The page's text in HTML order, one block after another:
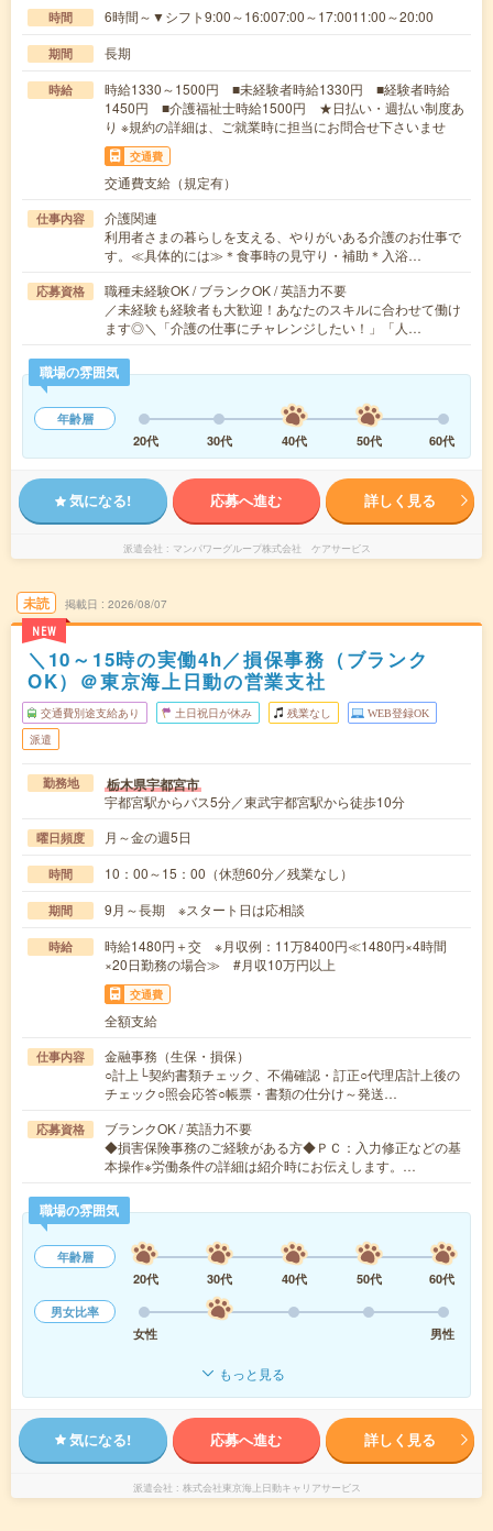
時間 6時間～▼シフト9:00～16:007:00～17:0011:00～20:00
期間 長期
時給
時給1330～1500円 ■未経験者時給1330円 ■経験者時給
1450円 ■介護福祉士時給1500円 ★日払い・週払い制度あ
り ※規約の詳細は、ご就業時に担当にお問合せ下さいませ
交通費
交通費支給（規定有）
仕事内容
介護関連
利用者さまの暮らしを支える、やりがいある介護のお仕事で
す。≪具体的には≫＊食事時の見守り・補助＊入浴…
応募資格
職種未経験OK / ブランクOK / 英語力不要
／未経験も経験者も大歓迎！あなたのスキルに合わせて働け
ます◎＼「介護の仕事にチャレンジしたい！」「人…
職場の雰囲気
年齢層
20代
30代 40代 50代 60代
気になる! 応募へ進む 詳しく見る
派遣会社 マンパワーグループ株式会社 ケアサービス
未読
NEW
掲載日 2026/08/07
＼10～15時の実働4h／損保事務（ブランク
OK）＠東京海上日動の営業支社
交通費別途支給あり 土日祝日が休み 残業なし WEB登録OK
派遣
勤務地 栃木県宇都宮市
宇都宮駅からバス5分／東武宇都宮駅から徒歩10分
曜日頻度 月～金の週5日
時間 10：00～15：00（休憩60分／残業なし）
期間 9月～長期 ※スタート日は応相談
時給
時給1480円＋交 ※月収例：11万8400円≪1480円×4時間
×20日勤務の場合≫ #月収10万円以上
交通費
全額支給
仕事内容
金融事務（生保・損保）
○計上└契約書類チェック、不備確認・訂正○代理店計上後の
チェック○照会応答○帳票・書類の仕分け～発送…
応募資格
ブランクOK / 英語力不要
◆損害保険事務のご経験がある方◆ＰＣ：入力修正などの基
本操作※労働条件の詳細は紹介時にお伝えします。…
職場の雰囲気
年齢層
20代
30代 40代 50代
60代
男女比率
女性
男性
もっと見る
気になる! 応募へ進む 詳しく見る
派遣会社 株式会社東京海上日動キャリアサービス